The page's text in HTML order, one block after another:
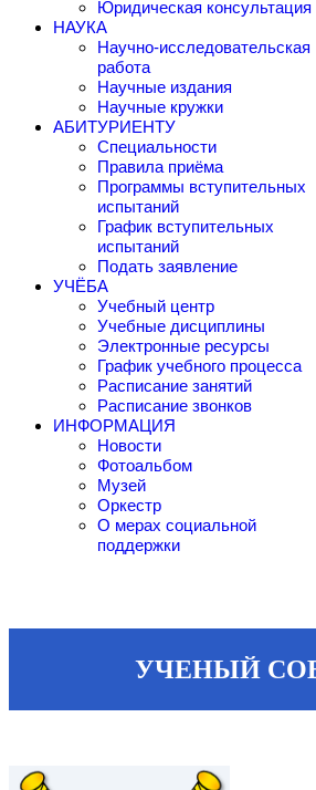
Юридическая консультация
НАУКА
Научно-исследовательская
работа
Научные издания
Научные кружки
АБИТУРИЕНТУ
Специальности
Правила приёма
Программы вступительных
испытаний
График вступительных
испытаний
Подать заявление
УЧЁБА
Учебный центр
Учебные дисциплины
Электронные ресурсы
График учебного процесса
Расписание занятий
Расписание звонков
ИНФОРМАЦИЯ
Новости
Фотоальбом
Музей
Оркестр
О мерах социальной
поддержки
УЧЕНЫЙ